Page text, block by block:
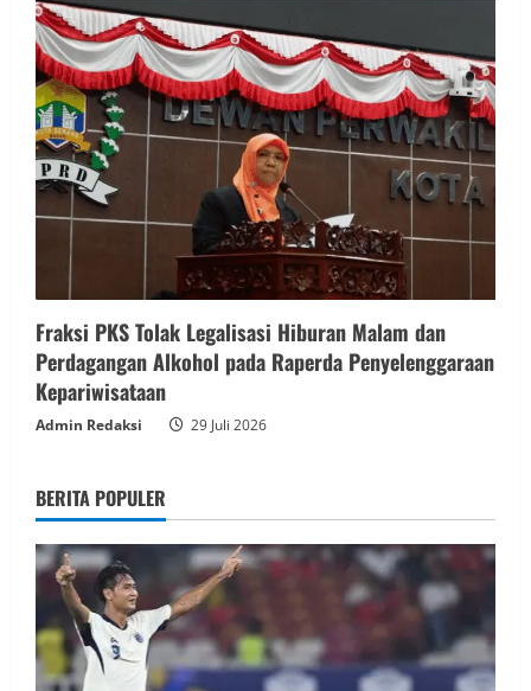
Fraksi PKS Tolak Legalisasi Hiburan Malam dan
Perdagangan Alkohol pada Raperda Penyelenggaraan
Kepariwisataan
Admin Redaksi 29 Juli 2026
BERITA POPULER